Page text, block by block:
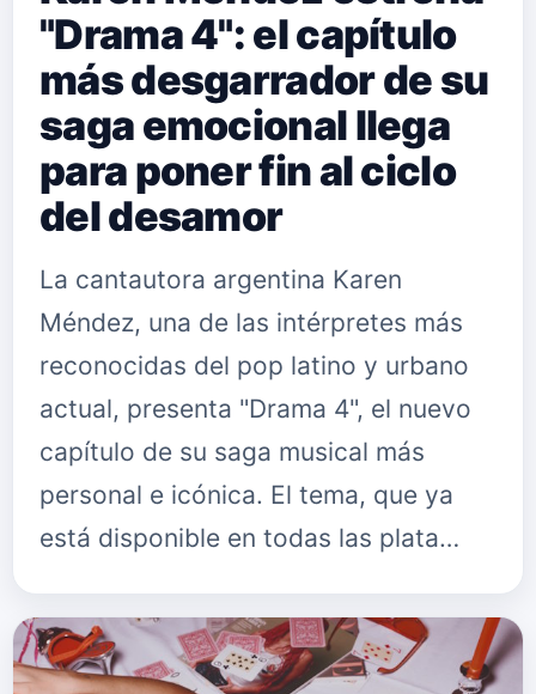
"Drama 4": el capítulo
más desgarrador de su
saga emocional llega
para poner fin al ciclo
del desamor
La cantautora argentina Karen
Méndez, una de las intérpretes más
reconocidas del pop latino y urbano
actual, presenta "Drama 4", el nuevo
capítulo de su saga musical más
personal e icónica. El tema, que ya
está disponible en todas las plata…